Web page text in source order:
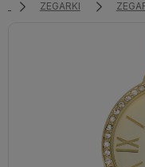
Wybierz coś dla
zaloguj się, aby
z
ZEGARKI